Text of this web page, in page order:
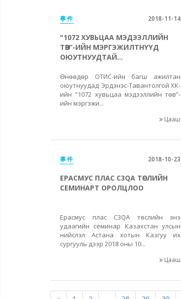
事件 2018-11-14
"1072 ХУВЬЦАА МЭДЭЭЛЛИЙН
ТӨВ”-ИЙН МЭРГЭЖИЛТНҮҮД
ОЮУТНУУДТАЙ...
Өнөөдөр ОТИС-ийн багш ажилтан
оюутнуудад Эрдэнэс-Тавантолгой ХК-
ийн "1072 хувьцаа мэдээллийн төв”-
ийн мэргэжи...
Цааш
事件 2018-10-23
ЕРАСМУС ПЛАС C3QA ТӨСЛИЙН
СЕМИНАРТ ОРОЛЦЛОО
Ерасмус плас C3QA төслийн энэ
удаагийн семинар Казахстан улсын
нийслэл Астана хотын Казгуу их
сургууль дээр 2018 оны 10...
Цааш